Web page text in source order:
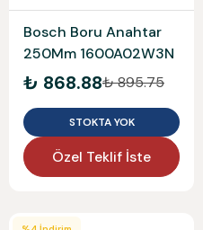
Bosch Boru Anahtar
250Mm 1600A02W3N
₺ 868.88₺ 895.75
STOKTA YOK
Özel Teklif İste